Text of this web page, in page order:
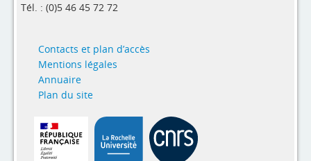
Tél. : (0)5 46 45 72 72
Contacts et plan d’accès
Mentions légales
Annuaire
Plan du site